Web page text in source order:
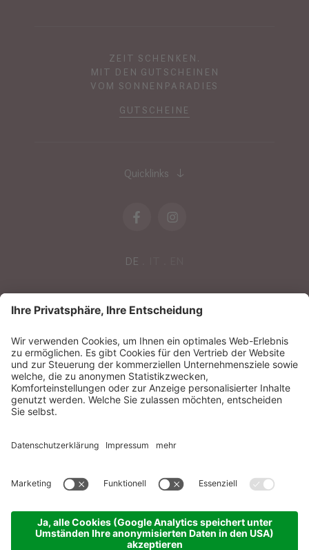
ZEIT SCHENKEN.
MIT DEN GUTSCHEINEN
VOM SONNENPARADIES
GUTSCHEINE
Quicklinks
DE
Sonnenparadies GmbH
IT021087A17N8GM3N7
Impressum
Sitemap
Datenschutzerklärung
Barrierefreiheitserklärung
Cookie-Einstellungen
produced by